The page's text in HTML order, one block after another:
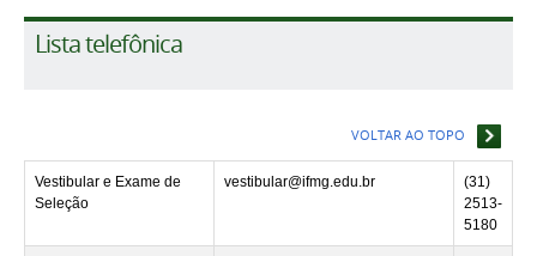
Lista telefônica
VOLTAR AO TOPO
Vestibular e Exame de
Seleção
vestibular@ifmg.edu.br
(31)
2513-
5180